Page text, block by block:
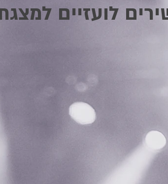
לועזיים